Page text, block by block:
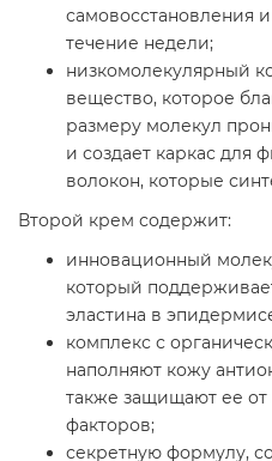
самовосстановления
течение недели;
низкомолекулярный
вещество, которое
размеру молекул
и создает каркас для
волокон, которые
Второй крем содержит:
инновационный
который
эластина в
комплекс с
наполняют кожу
также защищают ее
факторов;
секретную формулу,